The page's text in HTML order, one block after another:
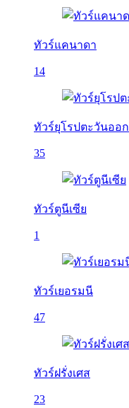
ทัวร์แคนาดา
14
ทัวร์ยุโรปตะวันออก
35
ทัวร์ตูนีเซีย
1
ทัวร์เยอรมนี
47
ทัวร์ฝรั่งเศส
23